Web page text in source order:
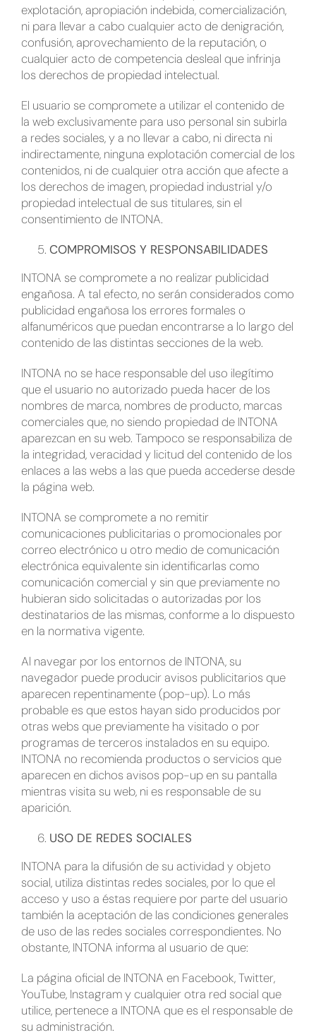
explotación, apropiación indebida, comercialización,
ni para llevar a cabo cualquier acto de denigración,
confusión, aprovechamiento de la reputación, o
cualquier acto de competencia desleal que infrinja
los derechos de propiedad intelectual.
El usuario se compromete a utilizar el contenido de
la web exclusivamente para uso personal sin subirla
a redes sociales, y a no llevar a cabo, ni directa ni
indirectamente, ninguna explotación comercial de los
contenidos, ni de cualquier otra acción que afecte a
los derechos de imagen, propiedad industrial y/o
propiedad intelectual de sus titulares, sin el
consentimiento de INTONA.
COMPROMISOS Y RESPONSABILIDADES
INTONA se compromete a no realizar publicidad
engañosa. A tal efecto, no serán considerados como
publicidad engañosa los errores formales o
alfanuméricos que puedan encontrarse a lo largo del
contenido de las distintas secciones de la web.
INTONA no se hace responsable del uso ilegítimo
que el usuario no autorizado pueda hacer de los
nombres de marca, nombres de producto, marcas
comerciales que, no siendo propiedad de INTONA
aparezcan en su web. Tampoco se responsabiliza de
la integridad, veracidad y licitud del contenido de los
enlaces a las webs a las que pueda accederse desde
la página web.
INTONA se compromete a no remitir
comunicaciones publicitarias o promocionales por
correo electrónico u otro medio de comunicación
electrónica equivalente sin identificarlas como
comunicación comercial y sin que previamente no
hubieran sido solicitadas o autorizadas por los
destinatarios de las mismas, conforme a lo dispuesto
en la normativa vigente.
Al navegar por los entornos de INTONA, su
navegador puede producir avisos publicitarios que
aparecen repentinamente (pop-up). Lo más
probable es que estos hayan sido producidos por
otras webs que previamente ha visitado o por
programas de terceros instalados en su equipo.
INTONA no recomienda productos o servicios que
aparecen en dichos avisos pop-up en su pantalla
mientras visita su web, ni es responsable de su
aparición.
USO DE REDES SOCIALES
INTONA para la difusión de su actividad y objeto
social, utiliza distintas redes sociales, por lo que el
acceso y uso a éstas requiere por parte del usuario
también la aceptación de las condiciones generales
de uso de las redes sociales correspondientes. No
obstante, INTONA informa al usuario de que:
La página oficial de INTONA en Facebook, Twitter,
YouTube, Instagram y cualquier otra red social que
utilice, pertenece a INTONA que es el responsable de
su administración.